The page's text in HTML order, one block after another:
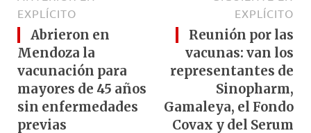
EXPLÍCITO
Abrieron en
Mendoza la
vacunación para
mayores de 45 años
sin enfermedades
previas
EXPLÍCITO
Reunión por las
vacunas: van los
representantes de
Sinopharm,
Gamaleya, el Fondo
Covax y del Serum